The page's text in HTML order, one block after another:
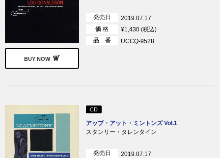
BUY NOW
発売日
2019.07.17
価 格
¥1,430 (税込)
品 番
UCCQ-9528
CD
アップ・アット・ミントンズ Vol.1
スタンリー・タレンタイン
発売日
2019.07.17